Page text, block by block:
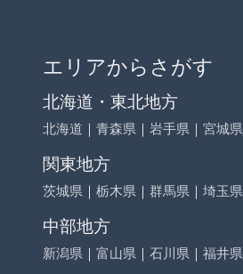
エリアからさがす
北海道・東北地方
北海道 ｜ 青森県 ｜ 岩手県 ｜ 宮城県
関東地方
茨城県 ｜ 栃木県 ｜ 群馬県 ｜ 埼玉県
中部地方
新潟県 ｜ 富山県 ｜ 石川県 ｜ 福井県